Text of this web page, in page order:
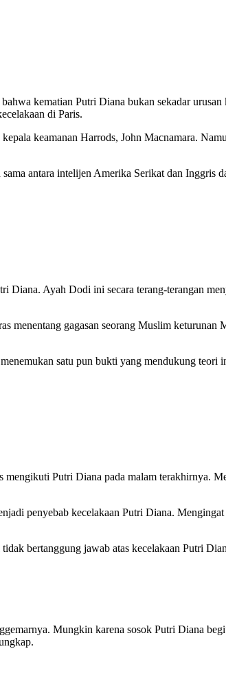
kematian Putri Diana bukan sekadar urusan
di Paris.
keamanan Harrods, John Macnamara.
antara intelijen Amerika Serikat dan Inggris
Ayah Dodi ini secara terang-terangan
menentang gagasan seorang Muslim keturunan
satu pun bukti yang mendukung teori
Putri Diana pada malam terakhirnya.
penyebab kecelakaan Putri Diana.
bertanggung jawab atas kecelakaan Putri
Mungkin karena sosok Putri Diana